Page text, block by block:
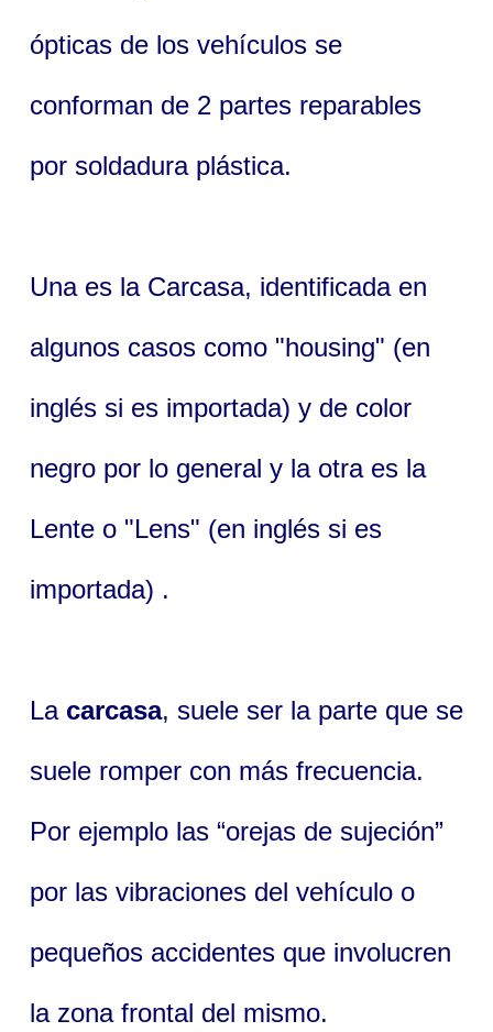
ópticas de los vehículos se
conforman de 2 partes reparables
por soldadura plástica.
Una es la Carcasa, identificada en
algunos casos como "housing" (en
inglés si es importada) y de color
negro por lo general y la otra es la
Lente o "Lens" (en inglés si es
importada) .
La carcasa, suele ser la parte que se
suele romper con más frecuencia.
Por ejemplo las “orejas de sujeción”
por las vibraciones del vehículo o
pequeños accidentes que involucren
la zona frontal del mismo.